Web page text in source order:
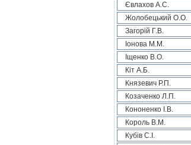
Євлахов А.С.
Жолобецький О.О.
Загорій Г.В.
Іонова М.М.
Іщенко В.О.
Кіт А.Б.
Князевич Р.П.
Козаченко Л.П.
Кононенко І.В.
Король В.М.
Кубів С.І.